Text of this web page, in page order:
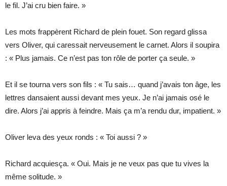
le fil. J’ai cru bien faire. »
Les mots frappèrent Richard de plein fouet. Son regard glissa
vers Oliver, qui caressait nerveusement le carnet. Alors il soupira
: « Plus jamais. Ce n’est pas ton rôle de porter ça seule. »
Et il se tourna vers son fils : « Tu sais… quand j’avais ton âge, les
lettres dansaient aussi devant mes yeux. Je n’ai jamais osé le
dire. Alors j’ai appris à feindre. Mais ça m’a rendu dur, impatient. »
Oliver leva des yeux ronds : « Toi aussi ? »
Richard acquiesça. « Oui. Mais je ne veux pas que tu vives la
même solitude. »